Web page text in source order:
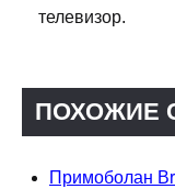
телевизор.
ПОХОЖИЕ
Примоболан